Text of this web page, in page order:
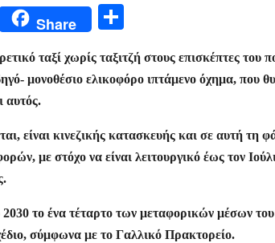
b
Share
ρ
α
τε
ίτ
ταξί χωρίς ταξιτζή στους επισκέπτες του
μονοθέσιο ελικοφόρο ιπτάμενο όχημα, που
αυτός.
είναι κινεζικής κατασκευής και σε αυτή τη
με στόχο να είναι λειτουργικό έως τον
το ένα τέταρτο των μεταφορικών μέσων
σύμφωνα με το Γαλλικό Πρακτορείο.